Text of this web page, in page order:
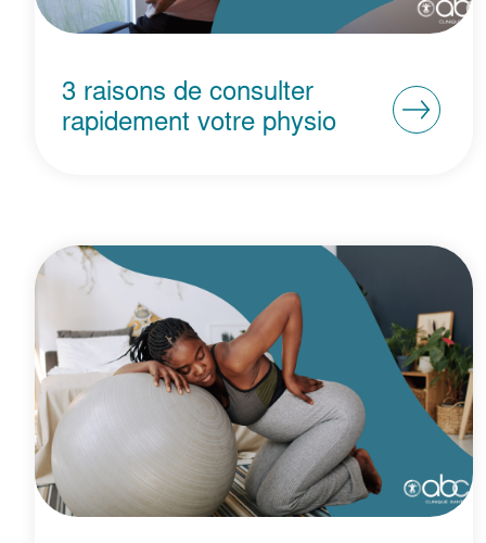
3 raisons de consulter
rapidement votre physio